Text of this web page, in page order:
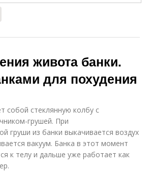
живота банки.
для похудения
собой стеклянную колбу с
грушей. При
груши из банки выкачивается воздух
вакуум. Банка в этот момент
к телу и дальше уже работает как